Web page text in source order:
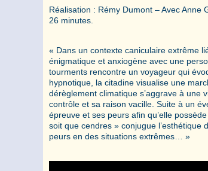
Réalisation : Rémy Dumont – Avec
26 minutes.
« Dans un contexte caniculaire extrême
énigmatique et anxiogène avec une
tourments rencontre un voyageur qui
hypnotique, la citadine visualise une
dérèglement climatique s’aggrave à une
contrôle et sa raison vacille. Suite à un
épreuve et ses peurs afin qu’elle
soit que cendres » conjugue
peurs en des situations extrêmes… »